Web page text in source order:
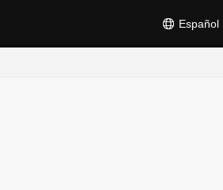
Español